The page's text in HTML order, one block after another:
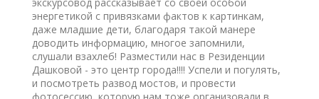
энергетикой с привязками фактов к картинкам,
даже младшие дети, благодаря такой манере
доводить информацию, многое запомнили,
слушали взахлеб! Разместили нас в Резиденции
Дашковой - это центр города!!!! Успели и погулять,
и посмотреть развод мостов, и провести